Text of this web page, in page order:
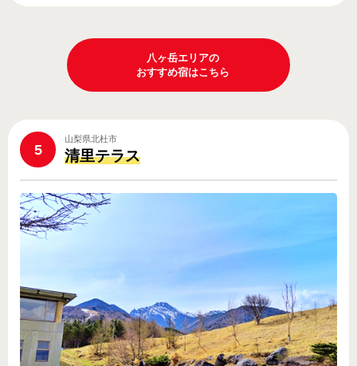
八ヶ岳エリアの
おすすめ宿はこちら
5
山梨県北杜市
清里テラス